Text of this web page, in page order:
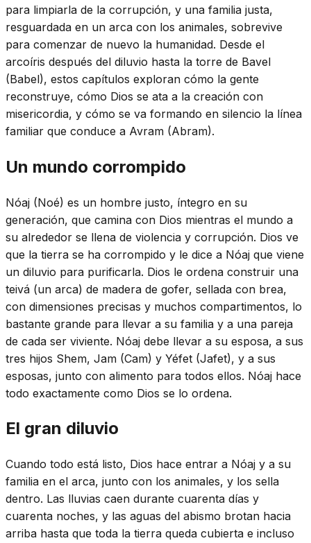
para limpiarla de la corrupción, y una familia justa,
resguardada en un arca con los animales, sobrevive
para comenzar de nuevo la humanidad. Desde el
arcoíris después del diluvio hasta la torre de Bavel
(Babel), estos capítulos exploran cómo la gente
reconstruye, cómo Dios se ata a la creación con
misericordia, y cómo se va formando en silencio la línea
familiar que conduce a Avram (Abram).
Un mundo corrompido
Nóaj (Noé) es un hombre justo, íntegro en su
generación, que camina con Dios mientras el mundo a
su alrededor se llena de violencia y corrupción. Dios ve
que la tierra se ha corrompido y le dice a Nóaj que viene
un diluvio para purificarla. Dios le ordena construir una
teivá (un arca) de madera de gofer, sellada con brea,
con dimensiones precisas y muchos compartimentos, lo
bastante grande para llevar a su familia y a una pareja
de cada ser viviente. Nóaj debe llevar a su esposa, a sus
tres hijos Shem, Jam (Cam) y Yéfet (Jafet), y a sus
esposas, junto con alimento para todos ellos. Nóaj hace
todo exactamente como Dios se lo ordena.
El gran diluvio
Cuando todo está listo, Dios hace entrar a Nóaj y a su
familia en el arca, junto con los animales, y los sella
dentro. Las lluvias caen durante cuarenta días y
cuarenta noches, y las aguas del abismo brotan hacia
arriba hasta que toda la tierra queda cubierta e incluso